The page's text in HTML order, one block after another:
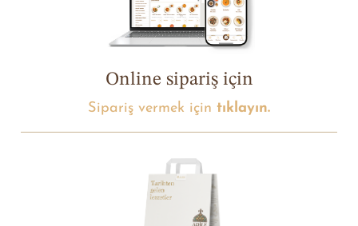
Online sipariş için
Sipariş vermek için tıklayın.